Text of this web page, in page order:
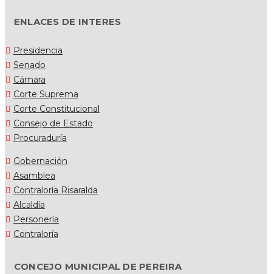
ENLACES DE INTERES
Presidencia
Senado
Cámara
Corte Suprema
Corte Constitucional
Consejo de Estado
Procuraduría
Gobernación
Asamblea
Contraloría Risaralda
Alcaldía
Personería
Contraloría
CONCEJO MUNICIPAL DE PEREIRA